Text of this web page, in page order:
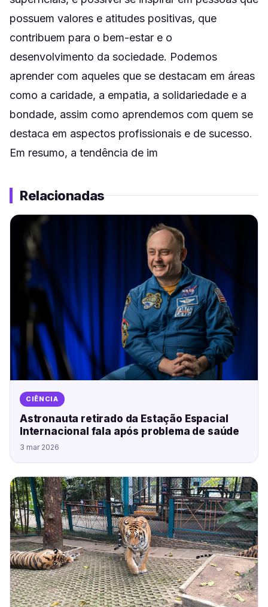
possuem valores e atitudes positivas, que
contribuem para o bem-estar e o
desenvolvimento da sociedade. Podemos
aprender com aqueles que se destacam em áreas
como a caridade, a empatia, a solidariedade e a
bondade, assim como aprendemos com quem se
destaca em aspectos profissionais e de sucesso.
Em resumo, a tendência de im
Relacionadas
CIÊNCIA
Astronauta retirado da Estação Espacial
Internacional fala após problema de saúde
3 mar 2026